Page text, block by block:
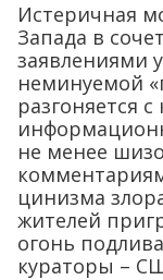
Истеричная
Запада в
заявлениями
неминуемой
разгоняется
не менее
цинизма
жителей
огонь
кураторы –